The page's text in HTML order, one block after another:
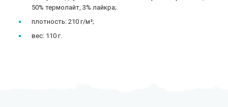
50% термолайт, 3% лайкра;
плотность: 210 г/м²;
вес: 110 г.